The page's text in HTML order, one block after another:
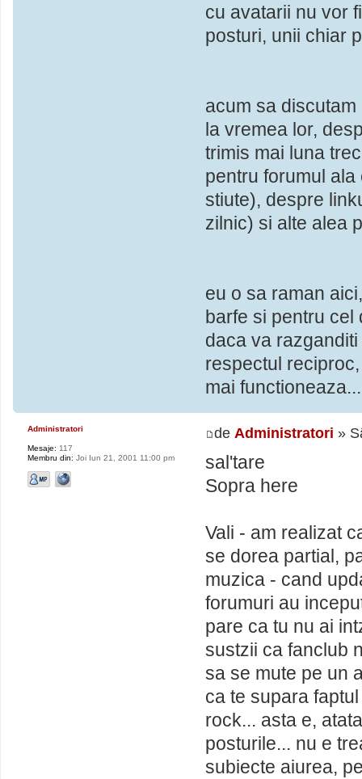
cu avatarii nu vor
posturi, unii chiar
acum sa
la vremea lor,
trimis mai luna
pentru forumul
stiute), despre
zilnic) si alte alea
eu o sa raman
barfe si pentru cel
daca va
respectul
mai functioneaza...
de Administratori »
sal'tare
Sopra here
Vali - am realizat
se dorea partial,
muzica - cand
forumuri au
pare ca tu nu ai
sustzii ca fanclub
sa se mute pe un
ca te supara
rock... asta e,
posturile... nu e
subiecte aiurea,
Administratori
Mesaje: 117
Membru din: Joi Iun 21, 2001 11:00 pm